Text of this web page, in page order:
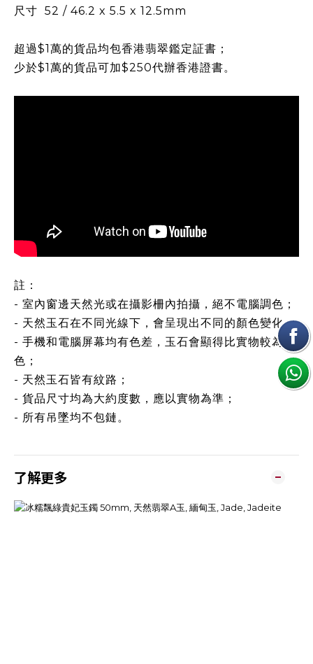
尺寸 52 / 46.2 x 5.5 x 12.5mm
超過$1萬的貨品均包香港翡翠鑑定証書；
少於$1萬的貨品可加$250代辦香港證書。
註：
- 室內窗邊天然光或在攝影柵內拍攝，絕不電腦調色；
- 天然玉石在不同光線下，會呈現出不同的顏色變化；
- 手機和電腦屏幕均有色差，玉石會顯得比實物較為鮮
色；
- 天然玉石皆有紋路；
- 貨品尺寸均為大約度數，應以實物為準；
- 所有吊墜均不包鏈。
了解更多